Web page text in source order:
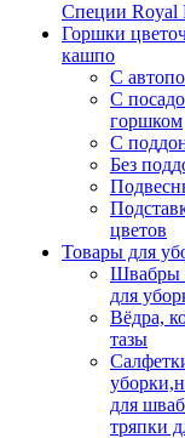
Специи Royal
Горшки
кашпо
С
С
горшком
С
Без
цветов
Товары для
Швабры
для
Вёдра,
тазы
для
тряпки